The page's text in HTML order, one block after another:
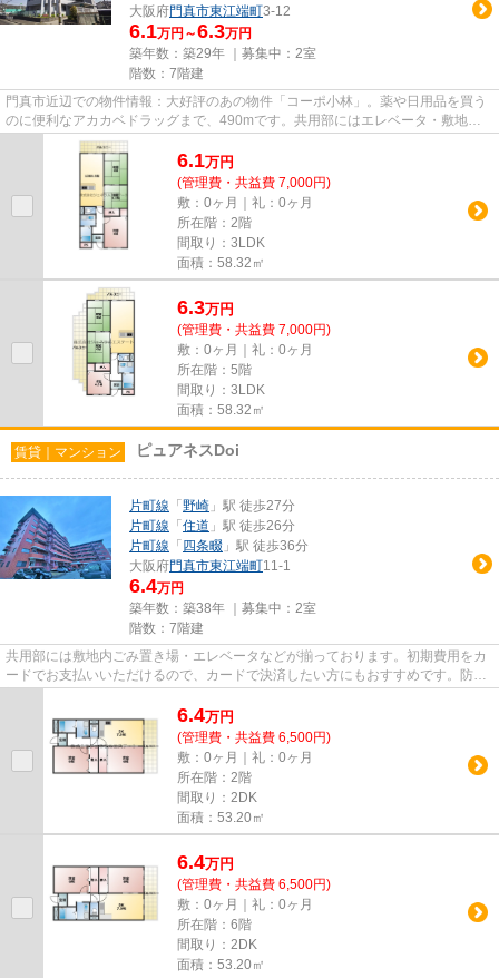
大阪府門真市東江端町3-12
6.1万円～6.3万円
築年数：築29年 ｜募集中： 2室
階数：7階建
門真市近辺での物件情報：大好評のあの物件「コーポ小林」。薬や日用品を買う
のに便利なアカカベドラッグまで、490mです。共用部にはエレベータ・敷地内
ごみ置き場などが備わっており...
6.1万円
(管理費・共益費 7,000円)
敷：0ヶ月｜礼：0ヶ月
所在階：2階
間取り：3LDK
面積：58.32㎡
6.3万円
(管理費・共益費 7,000円)
敷：0ヶ月｜礼：0ヶ月
所在階：5階
間取り：3LDK
面積：58.32㎡
賃貸｜マンション ピュアネスDoi
片町線 「 野崎 」駅 徒歩27分
片町線 「 住道 」駅 徒歩26分
片町線 「 四条畷 」駅 徒歩36分
大阪府門真市東江端町11-1
6.4万円
築年数：築38年 ｜募集中： 2室
階数：7階建
共用部には敷地内ごみ置き場・エレベータなどが揃っております。初期費用をカ
ードでお支払いいただけるので、カードで決済したい方にもおすすめです。防犯
6.4万円
(管理費・共益費 6,500円)
敷：0ヶ月｜礼：0ヶ月
所在階：2階
間取り：2DK
面積：53.20㎡
6.4万円
(管理費・共益費 6,500円)
敷：0ヶ月｜礼：0ヶ月
所在階：6階
間取り：2DK
面積：53.20㎡